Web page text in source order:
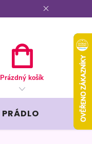
KOŠÍK
Prázdný košík
PRÁDLO